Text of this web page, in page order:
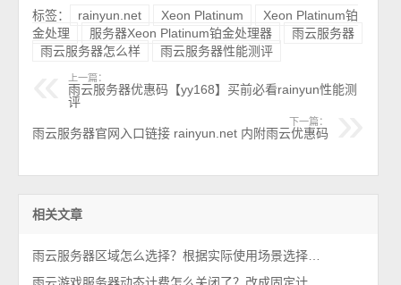
标签： rainyun.net Xeon Platinum
Xeon Platinum铂
金处理
服务器Xeon Platinum铂金处理器
雨云服务器
雨云服务器怎么样
雨云服务器性能测评
上一篇：
雨云服务器优惠码【yy168】买前必看rainyun性能测
评
下一篇：
雨云服务器官网入口链接 rainyun.net 内附雨云优惠码
相关文章